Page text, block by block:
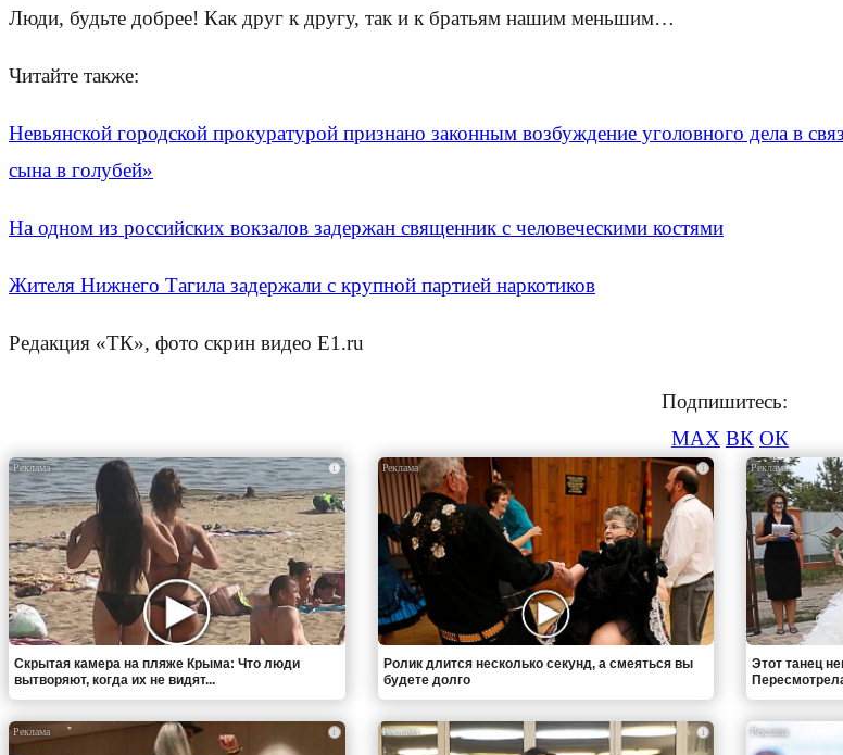
Люди, будьте добрее! Как друг к другу, так и к братьям нашим меньшим…
Читайте также:
Невьянской городской прокуратурой признано законным возбуждение уголовного дела в
сына в голубей»
На одном из российских вокзалов задержан священник с человеческими костями
Жителя Нижнего Тагила задержали с крупной партией наркотиков
Редакция «ТК», фото скрин видео Е1.ru
Подпишитесь:
MAX ВК ОК
i
Скрытая камера на пляже Крыма: Что люди
вытворяют, когда их не видят...
i
Ролик длится несколько секунд, а смеяться вы
будете долго
Этот танец
i i